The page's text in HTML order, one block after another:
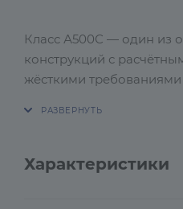
Класс А500С — один из
конструкций с
жёсткими требованиями
Характеристики